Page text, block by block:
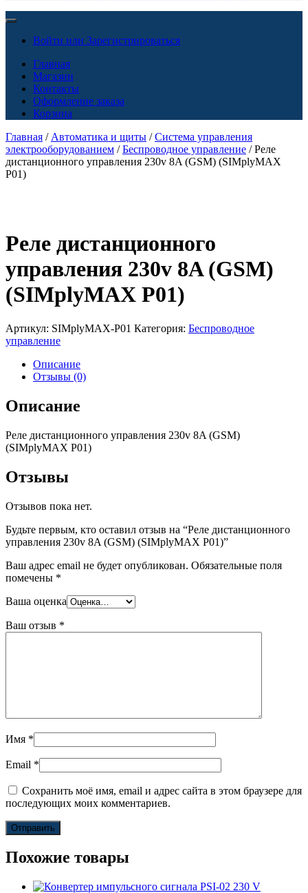
Войти или Зарегистрироваться
Главная
Магазин
Контакты
Оформление заказа
Корзина
Главная / Автоматика и щиты /Система управления
электрооборудованием /Беспроводное управление / Реле
дистанционного управления 230v 8A (GSM) (SIMplyMAX
P01)
Реле дистанционного
управления 230v 8A (GSM)
(SIMplyMAX P01)
Артикул: SIMplyMAX-P01 Категория: Беспроводное
управление
Описание
Отзывы (0)
Описание
Реле дистанционного управления 230v 8A (GSM)
(SIMplyMAX P01)
Отзывы
Отзывов пока нет.
Будьте первым, кто оставил отзыв на “Реле дистанционного
управления 230v 8A (GSM) (SIMplyMAX P01)”
Ваш адрес email не будет опубликован. Обязательные поля
помечены *
Ваша оценка
Ваш отзыв *
Имя *
Email *
Сохранить моё имя, email и адрес сайта в этом браузере для
последующих моих комментариев.
Похожие товары